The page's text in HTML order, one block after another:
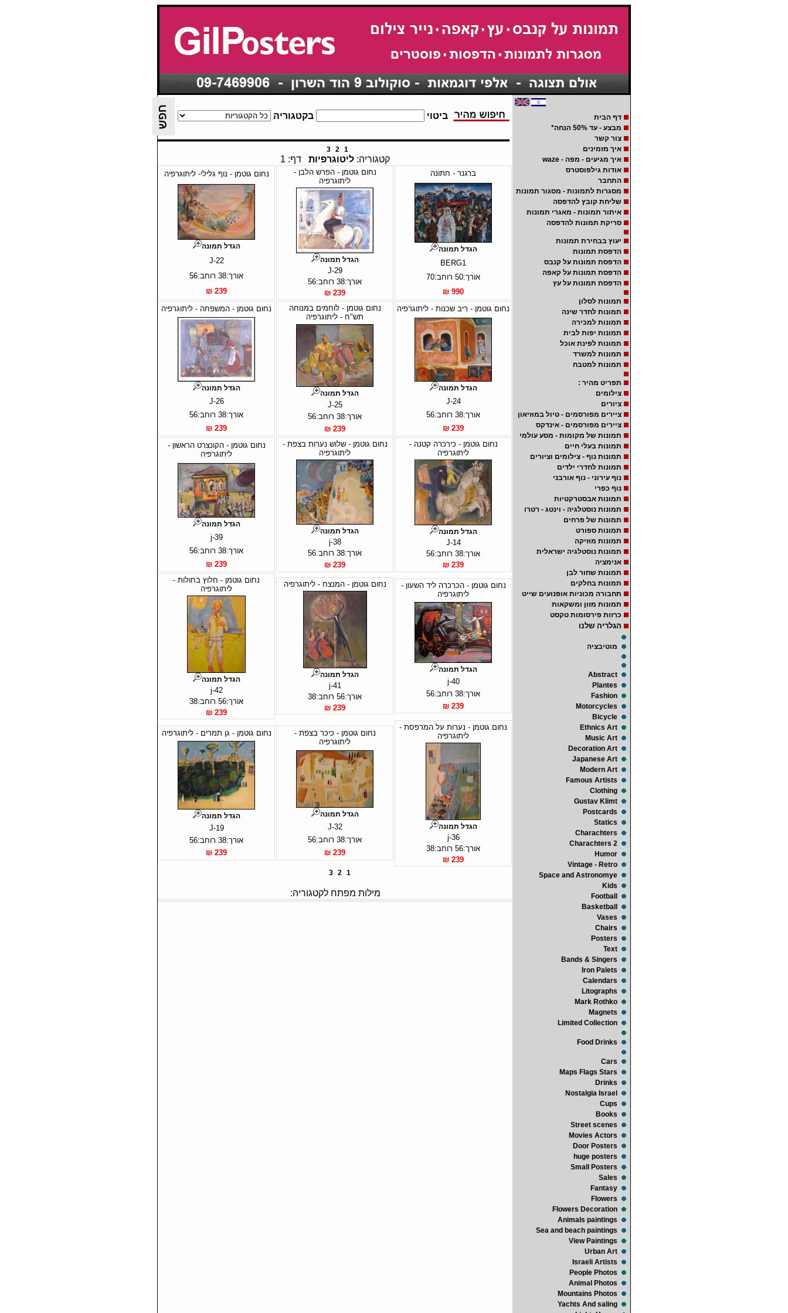
דף הבית
מבצע - עד 50% הנחה*
צור קשר
איך מזמינים
איך מגיעים - מפה - waze
אודות גילפוסטרס
התחבר
מסגרות לתמונות - מסגור תמונות
שליחת קובץ להדפסה
איתור תמונות - מאגרי תמונות
סריקת תמונות להדפסה
יעוץ בבחירת תמונות
הדפסת תמונות
הדפסת תמונות על קנבס
הדפסת תמונות על קאפה
הדפסת תמונות על עץ
תמונות לסלון
תמונות לחדר שינה
תמונות למכירה
תמונות יפות לבית
תמונות לפינת אוכל
תמונות למשרד
תמונות למטבח
תפריט מהיר :
צילומים
ציורים
ציירים מפורסמים - טיול במוזיאון
ציירים מפורסמים - אינדקס
תמונות של מקומות - מסע עולמי
תמונות בעלי חיים
תמונות נוף - צילומים וציורים
תמונות לחדרי ילדים
נוף עירוני - נוף אורבני
נוף כפרי
תמונות אבסטרקטיות
תמונות נוסטלגיה - וינטג - רטרו
תמונות של פרחים
תמונות ספורט
תמונות מוזיקה
תמונות נוסטלגיה ישראלית
אנימציה
תמונות שחור לבן
תמונות בחלקים
תחבורה מכוניות אופנועים שייט
תמונות מזון ומשקאות
כרזות פירסומות טקסט
הגלריה שלנו
מוטיבציה
Abstract
Plantes
Fashion
Motorcycles
Bicycle
Ethnics Art
Music Art
Decoration Art
Japanese Art
Modern Art
Famous Artists
Clothing
Gustav Klimt
Postcards
Statics
Charachters
Charachters 2
Humor
Vintage - Retro
Space and Astronomye
Kids
Football
Basketball
Vases
Chairs
Posters
Text
Bands & Singers
Iron Palets
Calendars
Litographs
Mark Rothko
Magnets
Limited Collection
Food Drinks
Cars
Maps Flags Stars
Drinks
Nostalgia Israel
Cups
Books
Street scenes
Movies Actors
Door Posters
huge posters
Small Posters
Sales
Fantasy
Flowers
Flowers Decoration
Animals paintings
Sea and beach paintings
View Paintings
Urban Art
Israeli Artists
People Photos
Animal Photos
Mountains Photos
Yachts And saling
ביטוי בקטגוריה
1
2
3
קטגוריה: ליטוגרפיות דף: 1
ברגנר - חתונה
הגדל תמונה
BERG1
אורך:50 רוחב:70
990 ₪
נחום גוטמן - הפרש הלבן -
ליתוגרפיה
הגדל תמונה
J-29
אורך:38 רוחב:56
239 ₪
נחום גוטמן - נוף גלילי- ליתוגרפיה
הגדל תמונה
J-22
אורך:38 רוחב:56
239 ₪
נחום גוטמן - ריב שכנות - ליתוגרפיה
הגדל תמונה
J-24
אורך:38 רוחב:56
239 ₪
נחום גוטמן - לוחמים במנוחה
תש"ח - ליתוגרפיה
הגדל תמונה
J-25
אורך:38 רוחב:56
239 ₪
נחום גוטמן - המשפחה - ליתוגרפיה
הגדל תמונה
J-26
אורך:38 רוחב:56
239 ₪
נחום גוטמן - כירכרה קטנה -
ליתוגרפיה
הגדל תמונה
J-14
אורך:38 רוחב:56
239 ₪
נחום גוטמן - שלוש נערות בצפת -
ליתוגרפיה
הגדל תמונה
j-38
אורך:38 רוחב:56
239 ₪
נחום גוטמן - הקונצרט הראשון -
ליתוגרפיה
הגדל תמונה
j-39
אורך:38 רוחב:56
239 ₪
נחום גוטמן - הכרכרה ליד השעון -
ליתוגרפיה
הגדל תמונה
j-40
אורך:38 רוחב:56
239 ₪
נחום גוטמן - המנצח - ליתוגרפיה
הגדל תמונה
j-41
אורך:56 רוחב:38
239 ₪
נחום גוטמן - חלוץ בחולות -
ליתוגרפיה
הגדל תמונה
j-42
אורך:56 רוחב:38
239 ₪
נחום גוטמן - נערות על המרפסת -
ליתוגרפיה
הגדל תמונה
j-36
אורך:56 רוחב:38
239 ₪
נחום גוטמן - כיכר בצפת -
ליתוגרפיה
הגדל תמונה
J-32
אורך:38 רוחב:56
239 ₪
נחום גוטמן - גן תמרים - ליתוגרפיה
הגדל תמונה
J-19
אורך:38 רוחב:56
239 ₪
1
2
3
מילות מפתח לקטגוריה: